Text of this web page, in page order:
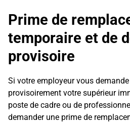
Prime de
temporaire et de
provisoire
Si votre employeur vous
provisoirement votre supérieur
poste de cadre ou de
demander une prime de